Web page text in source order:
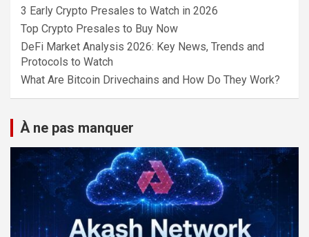
3 Early Crypto Presales to Watch in 2026
Top Crypto Presales to Buy Now
DeFi Market Analysis 2026: Key News, Trends and
Protocols to Watch
What Are Bitcoin Drivechains and How Do They Work?
À ne pas manquer